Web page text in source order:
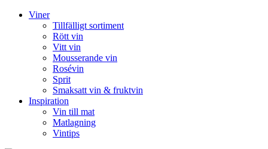
Viner
Tillfälligt sortiment
Rött vin
Vitt vin
Mousserande vin
Rosévin
Sprit
Smaksatt vin & fruktvin
Inspiration
Vin till mat
Matlagning
Vintips